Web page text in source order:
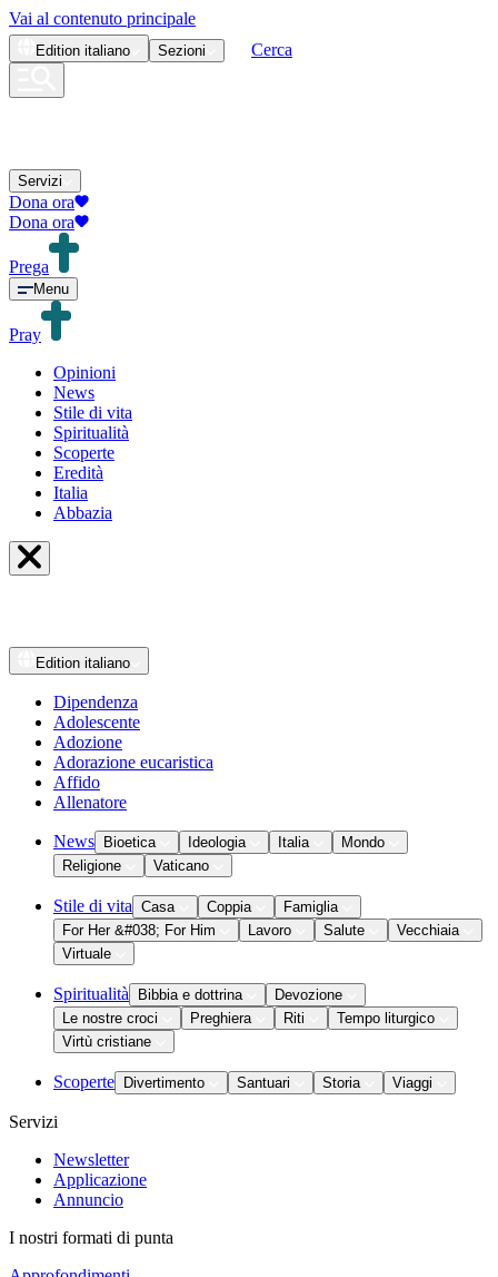
Vai al contenuto principale
Edition italiano Sezioni Cerca
Servizi
Dona ora
Dona ora
Prega
Menu
Pray
Opinioni
News
Stile di vita
Spiritualità
Scoperte
Eredità
Italia
Abbazia
Edition italiano
Dipendenza
Adolescente
Adozione
Adorazione eucaristica
Affido
Allenatore
News Bioetica Ideologia Italia
Mondo
Religione
Vaticano
Stile di vita Casa Coppia
Famiglia
For Her &#038; For Him
Lavoro Salute
Vecchiaia
Virtuale
Spiritualità Bibbia e dottrina
Devozione
Le nostre croci
Preghiera Riti
Tempo liturgico
Virtù cristiane
Scoperte Divertimento Santuari Storia Viaggi
Servizi
Newsletter
Applicazione
Annuncio
I nostri formati di punta